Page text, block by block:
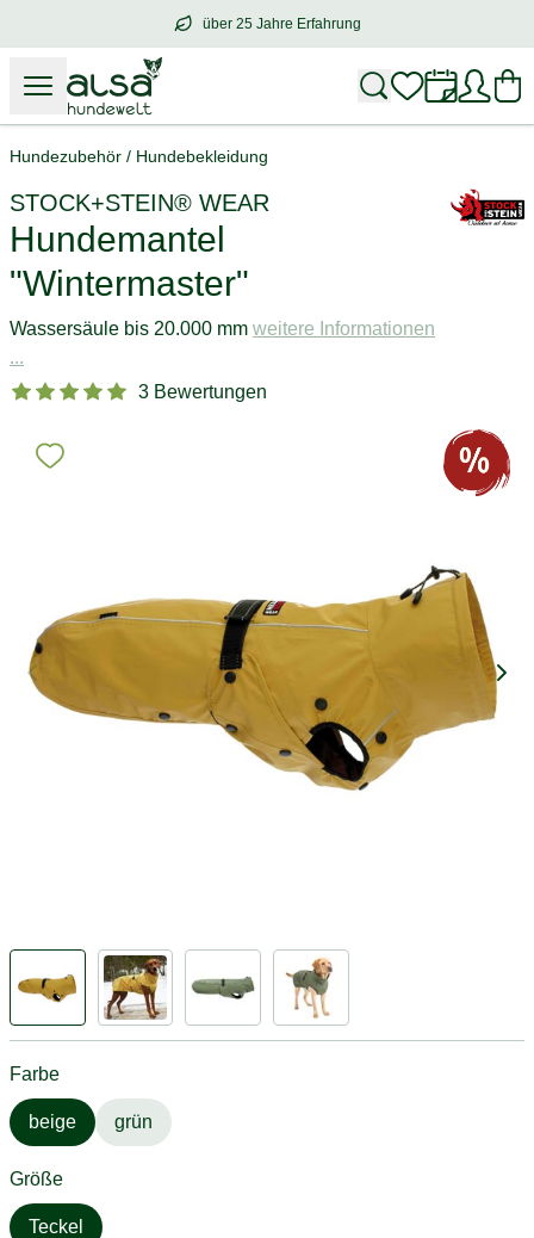
über 25 Jahre Erfahrung
über25 Jahre Erfahrung
Hundezubehör / Hundebekleidung
STOCK+STEIN® WEAR
Hundemantel
"Wintermaster"
Wassersäule bis 20.000 mm weitere Informationen
...
3 Bewertungen
Farbe
beige grün
Größe
Teckel